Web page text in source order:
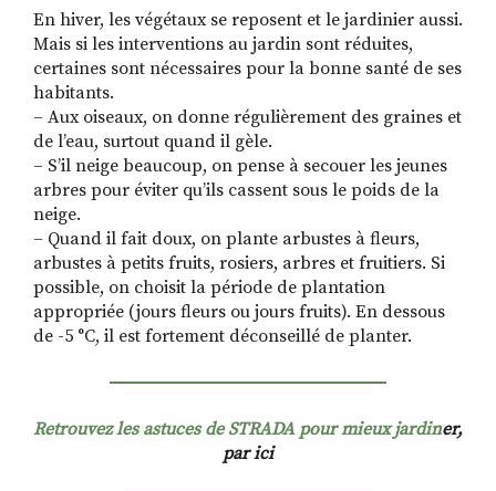
ALTER STRADA
ROSÉE DE MAI
RECHERCHER
S'ABONNER
FACEBOOKINSTAGRAM
LINKEDINYOUTUBE
En hiver, les végétaux se reposent et le jardinier aussi.
Mais si les interventions au jardin sont réduites,
certaines sont nécessaires pour la bonne santé de ses
habitants.
– Aux oiseaux, on donne régulièrement des graines et
de l’eau, surtout quand il gèle.
– S’il neige beaucoup, on pense à secouer les jeunes
arbres pour éviter qu’ils cassent sous le poids de la
neige.
– Quand il fait doux, on plante arbustes à fleurs,
arbustes à petits fruits, rosiers, arbres et fruitiers. Si
possible, on choisit la période de plantation
appropriée (jours fleurs ou jours fruits). En dessous
de -5 °C, il est fortement déconseillé de planter.
Retrouvez les astuces de STRADA pour mieux jardiner,
par ici